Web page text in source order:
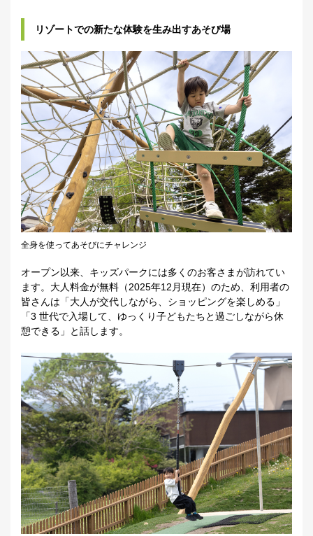
リゾートでの新たな体験を生み出すあそび場
全身を使ってあそびにチャレンジ
オープン以来、キッズパークには多くのお客さまが訪れてい
ます。大人料金が無料（2025年12月現在）のため、利用者の
皆さんは「大人が交代しながら、ショッピングを楽しめる」
「3 世代で入場して、ゆっくり子どもたちと過ごしながら休
憩できる」と話します。